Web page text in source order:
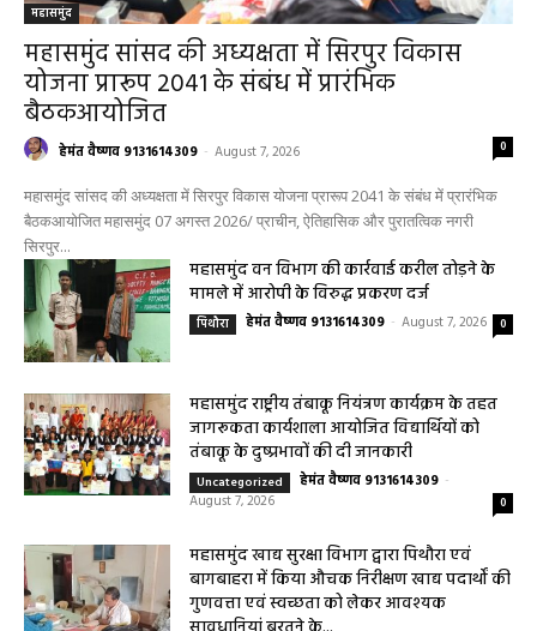
महासमुंद
महासमुंद सांसद की अध्यक्षता में सिरपुर विकास
योजना प्रारूप 2041 के संबंध में प्रारंभिक
बैठकआयोजित
हेमंत वैष्णव 9131614309 - August 7, 2026
महासमुंद सांसद की अध्यक्षता में सिरपुर विकास योजना प्रारूप 2041 के संबंध में प्रारंभिक
बैठकआयोजित महासमुंद 07 अगस्त 2026/ प्राचीन, ऐतिहासिक और पुरातत्विक नगरी
सिरपुर...
पिथौरा हेमंत वैष्णव 9131614309 - August 7, 2026
महासमुंद राष्ट्रीय तंबाकू नियंत्रण कार्यक्रम के तहत
जागरूकता कार्यशाला आयोजित विद्यार्थियों को
Uncategorized हेमंत वैष्णव 9131614309
August 7, 2026
0